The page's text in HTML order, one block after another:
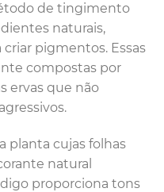
de tingimento
naturais,
pigmentos. Essas
compostas por
ervas que não
planta cujas folhas
natural
proporciona tons